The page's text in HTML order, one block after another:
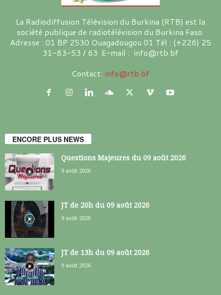
La Radiodiffusion Télévision du Burkina (RTB) est la
société publique de radiotélévision du Burkina Faso.
Adresse : 01 BP 2530 Ouagadougou 01 Tél : (+226) 25
31-83-53 / 63 E-mail : info@rtb.bf
Contact: info@rtb.bf
ENCORE PLUS NEWS
Questions Majeures du 09 août 2026
9 août 2026
JT de 20h du 09 août 2026
9 août 2026
JT de 13h du 09 août 2026
9 août 2026